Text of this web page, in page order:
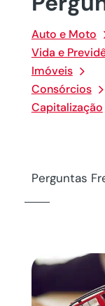
Auto e Moto
Vida e
Imóveis
Consórcios
Capitalização
Perguntas